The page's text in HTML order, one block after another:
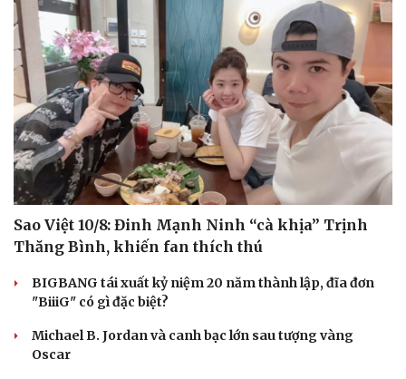
Sao Việt 10/8: Đinh Mạnh Ninh “cà khịa” Trịnh
Thăng Bình, khiến fan thích thú
BIGBANG tái xuất kỷ niệm 20 năm thành lập, đĩa đơn
"BiiiG" có gì đặc biệt?
Michael B. Jordan và canh bạc lớn sau tượng vàng
Oscar